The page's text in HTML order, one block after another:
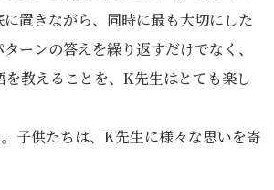
置きながら、同時に最も大切にした
ーンの答えを繰り返すだけでなく、
教えることを、K先生はとても楽し
子供たちは、K先生に様々な思いを寄